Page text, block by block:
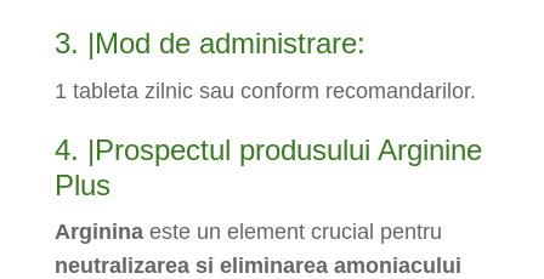
3. |Mod de administrare:
1 tableta zilnic sau conform recomandarilor.
4. |Prospectul produsului Arginine
Plus
Arginina este un element crucial pentru
neutralizarea si eliminarea amoniacului